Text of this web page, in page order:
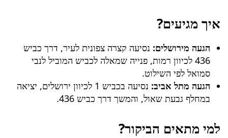
איך מגיעים?
הגעה מירושלים: נסיעה קצרה צפונית לעיר, דרך כביש
436 לכיוון רמות, פנייה שמאלה לכביש המוביל לנבי
סמואל לפי השילוט.
הגעה מתל אביב:
נסיעה בכביש 1 לכיוון ירושלים, יציאה
במחלף גבעת שאול, והמשך דרך כביש 436.
למי מתאים הביקור?